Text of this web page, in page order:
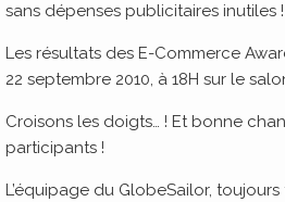
sans dépenses publicitaires inutiles !
Les résultats des E-Commerce
22 septembre 2010, à 18H sur le
Croisons les doigts… ! Et bonne
participants !
L’équipage du GlobeSailor, toujours